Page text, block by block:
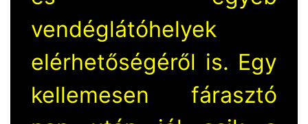
vendéglátóhelyek
elérhetőségéről is. Egy
kellemesen fárasztó